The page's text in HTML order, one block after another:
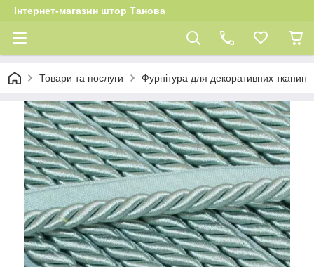
Інтернет-магазин штор Танова
Товари та послуги Фурнітура для декоративних тканин